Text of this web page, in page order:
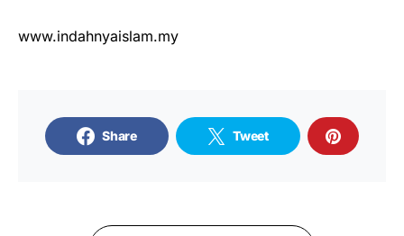
www.indahnyaislam.my
Share Tweet